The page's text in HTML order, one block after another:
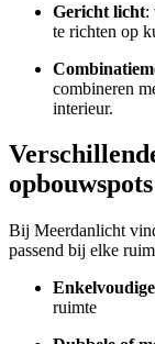
Gericht licht:
te richten op
combineren
interieur.
opbouwspots
Bij Meerdanlicht
passend bij elke
ruimte